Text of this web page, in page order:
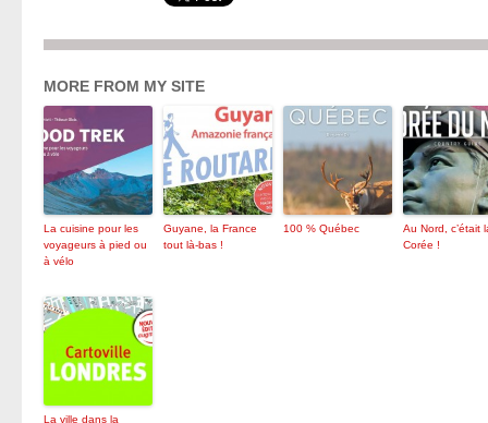
MORE FROM MY SITE
La cuisine pour les
voyageurs à pied ou
à vélo
Guyane, la France
tout là-bas !
100 % Québec
Au Nord, c’était
Corée !
La ville dans la